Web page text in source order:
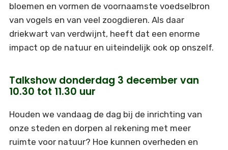
bloemen en vormen de voornaamste voedselbron
van vogels en van veel zoogdieren. Als daar
driekwart van verdwijnt, heeft dat een enorme
impact op de natuur en uiteindelijk ook op onszelf.
Talkshow donderdag 3 december van
10.30 tot 11.30 uur
Houden we vandaag de dag bij de inrichting van
onze steden en dorpen al rekening met meer
ruimte voor natuur? Hoe kunnen overheden en